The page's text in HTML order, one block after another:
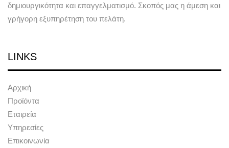
δημιουργικότητα και επαγγελματισμό. Σκοπός μας η άμεση και
γρήγορη εξυπηρέτηση του πελάτη.
LINKS
Αρχική
Προϊόντα
Εταιρεία
Υπηρεσίες
Επικοινωνία